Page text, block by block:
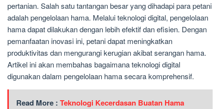
pertanian. Salah satu tantangan besar yang dihadapi para petani
adalah pengelolaan hama. Melalui teknologi digital, pengelolaan
hama dapat dilakukan dengan lebih efektif dan efisien. Dengan
pemanfaatan inovasi ini, petani dapat meningkatkan
produktivitas dan mengurangi kerugian akibat serangan hama.
Artikel ini akan membahas bagaimana teknologi digital
digunakan dalam pengelolaan hama secara komprehensif.
Read More : Teknologi Kecerdasan Buatan Hama